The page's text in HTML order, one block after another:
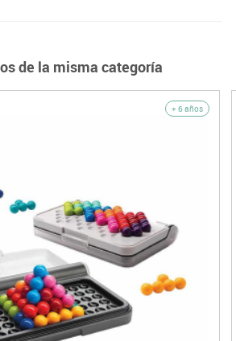
de la misma categoría
+ 6 años